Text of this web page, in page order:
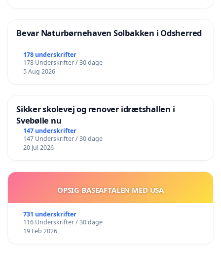
Bevar Naturbørnehaven Solbakken i Odsherred
178 underskrifter
178 Underskrifter / 30 dage
5 Aug 2026
Sikker skolevej og renover idrætshallen i
Svebølle nu
147 underskrifter
147 Underskrifter / 30 dage
20 Jul 2026
OPSIG BASEAFTALEN MED USA
731 underskrifter
116 Underskrifter / 30 dage
19 Feb 2026